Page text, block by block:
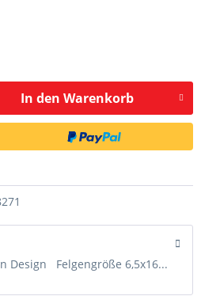
In den Warenkorb
Design Felgengröße 6,5x16...